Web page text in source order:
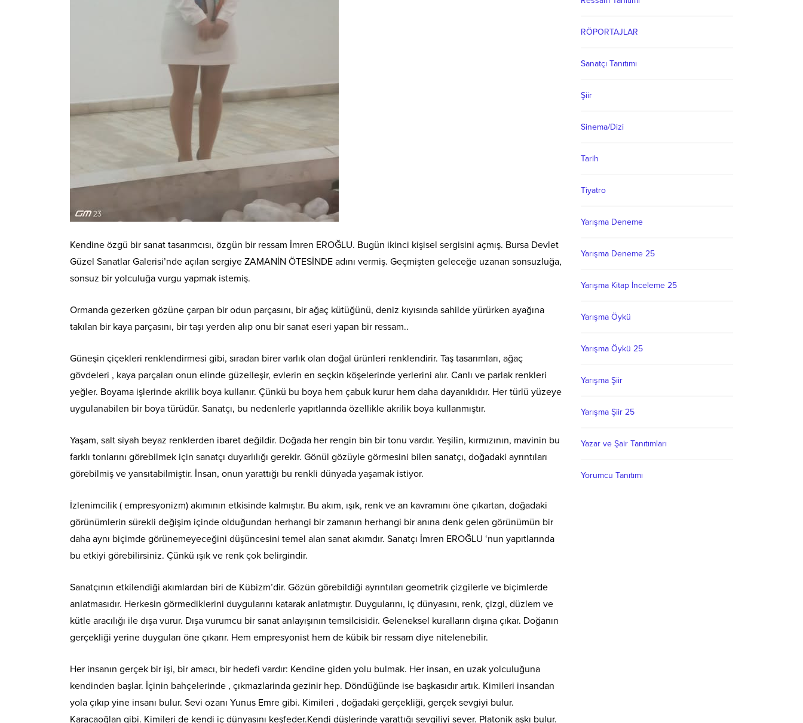
Kendine özgü bir sanat tasarımcısı, özgün bir ressam İmren EROĞLU. Bugün ikinci kişisel sergisini açmış. Bursa Devlet
Güzel Sanatlar Galerisi’nde açılan sergiye ZAMANİN ÖTESİNDE adını vermiş. Geçmişten geleceğe uzanan sonsuzluğa,
sonsuz bir yolculuğa vurgu yapmak istemiş.
Ormanda gezerken gözüne çarpan bir odun parçasını, bir ağaç kütüğünü, deniz kıyısında sahilde yürürken ayağına
takılan bir kaya parçasını, bir taşı yerden alıp onu bir sanat eseri yapan bir ressam..
Güneşin çiçekleri renklendirmesi gibi, sıradan birer varlık olan doğal ürünleri renklendirir. Taş tasarımları, ağaç
gövdeleri , kaya parçaları onun elinde güzelleşir, evlerin en seçkin köşelerinde yerlerini alır. Canlı ve parlak renkleri
yeğler. Boyama işlerinde akrilik boya kullanır. Çünkü bu boya hem çabuk kurur hem daha dayanıklıdır. Her türlü yüzeye
uygulanabilen bir boya türüdür. Sanatçı, bu nedenlerle yapıtlarında özellikle akrilik boya kullanmıştır.
Yaşam, salt siyah beyaz renklerden ibaret değildir. Doğada her rengin bin bir tonu vardır. Yeşilin, kırmızının, mavinin bu
farklı tonlarını görebilmek için sanatçı duyarlılığı gerekir. Gönül gözüyle görmesini bilen sanatçı, doğadaki ayrıntıları
görebilmiş ve yansıtabilmiştir. İnsan, onun yarattığı bu renkli dünyada yaşamak istiyor.
İzlenimcilik ( empresyonizm) akımının etkisinde kalmıştır. Bu akım, ışık, renk ve an kavramını öne çıkartan, doğadaki
görünümlerin sürekli değişim içinde olduğundan herhangi bir zamanın herhangi bir anına denk gelen görünümün bir
daha aynı biçimde görünemeyeceğini düşüncesini temel alan sanat akımdır. Sanatçı İmren EROĞLU ‘nun yapıtlarında
bu etkiyi görebilirsiniz. Çünkü ışık ve renk çok belirgindir.
Sanatçının etkilendiği akımlardan biri de Kübizm’dir. Gözün görebildiği ayrıntıları geometrik çizgilerle ve biçimlerde
anlatmasıdır. Herkesin görmediklerini duygularını katarak anlatmıştır. Duygularını, iç dünyasını, renk, çizgi, düzlem ve
kütle aracılığı ile dışa vurur. Dışa vurumcu bir sanat anlayışının temsilcisidir. Geleneksel kuralların dışına çıkar. Doğanın
gerçekliği yerine duyguları öne çıkarır. Hem empresyonist hem de kübik bir ressam diye nitelenebilir.
Her insanın gerçek bir işi, bir amacı, bir hedefi vardır: Kendine giden yolu bulmak. Her insan, en uzak yolculuğuna
kendinden başlar. İçinin bahçelerinde , çıkmazlarinda gezinir hep. Döndüğünde ise başkasıdır artık. Kimileri insandan
yola çıkıp yine insanı bulur. Sevi ozanı Yunus Emre gibi. Kimileri , doğadaki gerçekliği, gerçek sevgiyi bulur.
Karacaoğlan gibi. Kimileri de kendi iç dünyasını keşfeder.Kendi düşlerinde yarattığı sevgiliyi sever. Platonik aşkı bulur.
RÖPORTAJLAR
Sanatçı Tanıtımı
Şiir
Sinema/Dizi
Tarih
Tiyatro
Yarışma Deneme
Yarışma Deneme 25
Yarışma Kitap İnceleme 25
Yarışma Öykü
Yarışma Öykü 25
Yarışma Şiir
Yarışma Şiir 25
Yazar ve Şair Tanıtımları
Yorumcu Tanıtımı